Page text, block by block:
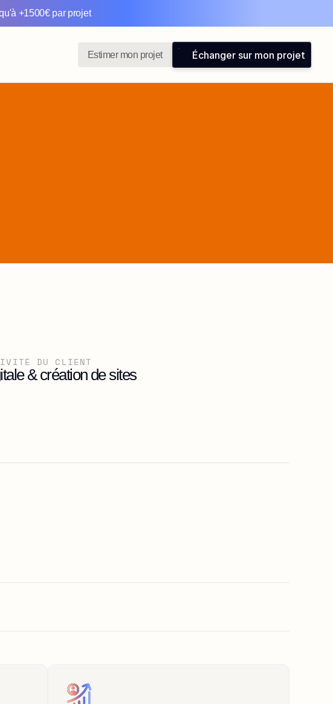
+1500€ par projet
Estimer mon projet Échanger sur mon projet
DU CLIENT
& création de sites